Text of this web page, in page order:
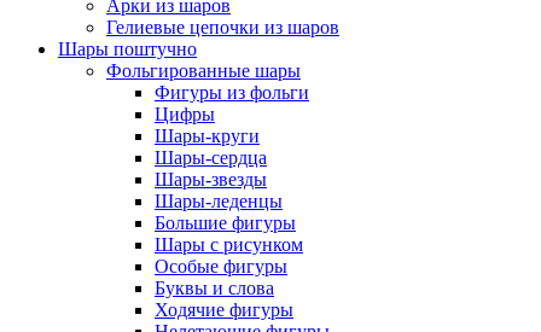
Арки из шаров
Гелиевые цепочки из шаров
Шары поштучно
Фольгированные шары
Фигуры из фольги
Цифры
Шары-круги
Шары-сердца
Шары-звезды
Шары-леденцы
Большие фигуры
Шары с рисунком
Особые фигуры
Буквы и слова
Ходячие фигуры